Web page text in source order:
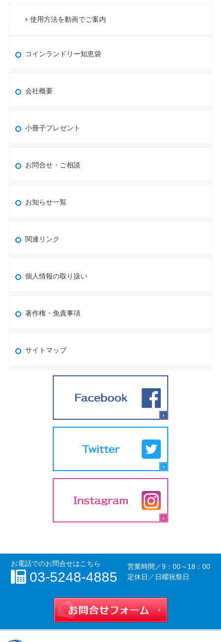
使用方法を動画でご案内
コインランドリー知恵袋
会社概要
小冊子プレゼント
お問合せ・ご相談
お知らせ一覧
関連リンク
個人情報の取り扱い
著作権・免責事項
サイトマップ
お電話でのお問合せはこちら
03-5248-4885
営業時間／9：00～18：00
定休日／日曜祝祭日